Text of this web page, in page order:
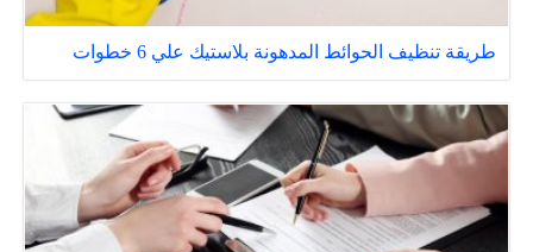
طريقة تنظيف الحوائط المدهونة بلاستيك علي 6 خطوات